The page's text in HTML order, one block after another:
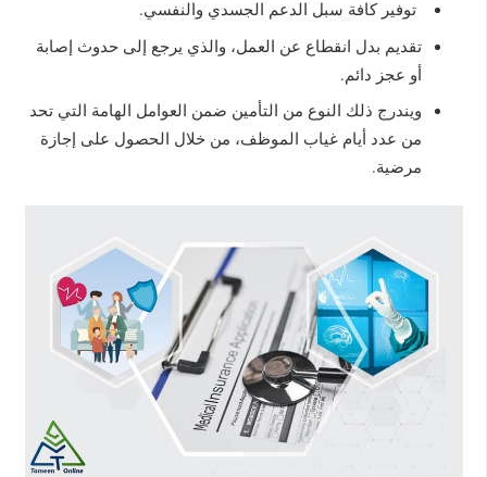
توفير كافة سبل الدعم الجسدي والنفسي.
تقديم بدل انقطاع عن العمل، والذي يرجع إلى حدوث إصابة
أو عجز دائم.
ويندرج ذلك النوع من التأمين ضمن العوامل الهامة التي تحد
من عدد أيام غياب الموظف، من خلال الحصول على إجازة
مرضية.